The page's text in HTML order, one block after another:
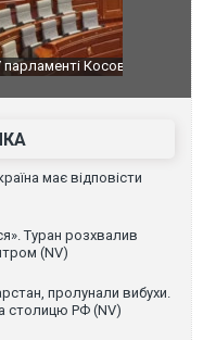
закидали яйцями
Приїхав
до
зіркового
має відповісти
Туран розхвалив
(NV)
пролунали вибухи.
столицю РФ (NV)